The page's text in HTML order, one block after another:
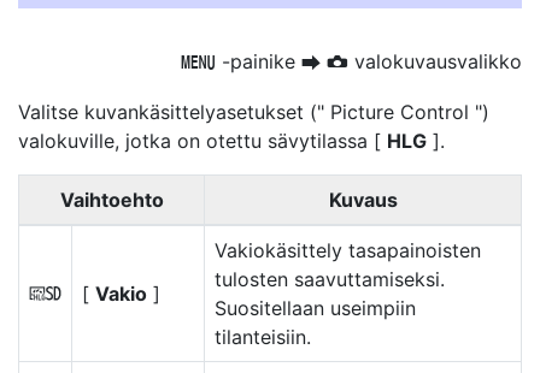
G -painike U C valokuvausvalikko
Valitse kuvankäsittelyasetukset (" Picture Control ")
valokuville, jotka on otettu sävytilassa [ HLG ].
Vaihtoehto Kuvaus
c [ Vakio ]
Vakiokäsittely tasapainoisten
tulosten saavuttamiseksi.
Suositellaan useimpiin
tilanteisiin.